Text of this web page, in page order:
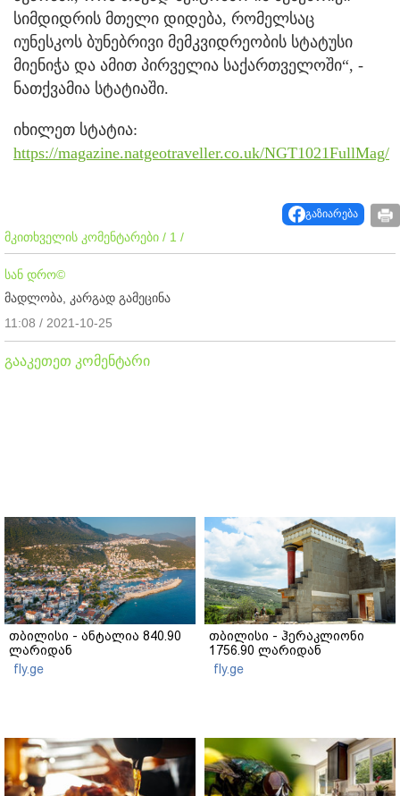
სიმდიდრის მთელი დიდება, რომელსაც
იუნესკოს ბუნებრივი მემკვიდრეობის სტატუსი
მიენიჭა და ამით პირველია საქართველოში“, -
ნათქვამია სტატიაში.
იხილეთ სტატია:
https://magazine.natgeotraveller.co.uk/NGT1021FullMag/
გაზიარება
მკითხველის კომენტარები / 1 /
სან დრო©
მადლობა, კარგად გამეცინა
11:08 / 2021-10-25
გააკეთეთ კომენტარი
თბილისი - ანტალია 840.90
ლარიდან
fly.ge
თბილისი - ჰერაკლიონი
1756.90 ლარიდან
fly.ge